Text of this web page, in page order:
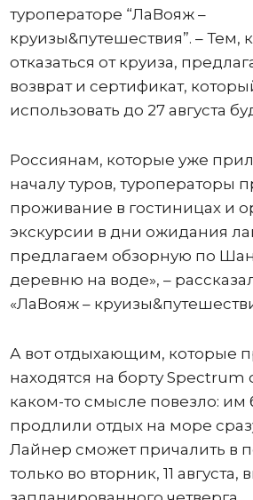
туроператоре “ЛаВояж –
круизы&путешествия”. – Тем,
отказаться от круиза,
возврат и сертификат,
использовать до 27 августа
Россиянам, которые уже
началу туров, туроператоры
проживание в гостиницах и
экскурсии в дни ожидания
предлагаем обзорную по
деревню на воде», –
«ЛаВояж –
А вот отдыхающим, которые
находятся на борту Spectrum
каком-то смысле повезло: им
продлили отдых на море
Лайнер сможет причалить в
только во вторник, 11 августа,